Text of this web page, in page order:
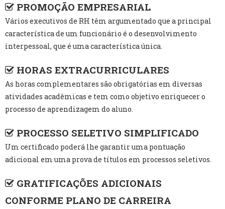
PROMOÇÃO EMPRESARIAL
Vários executivos de RH têm argumentado que a principal
característica de um funcionário é o desenvolvimento
interpessoal, que é uma característica única.
HORAS EXTRACURRICULARES
As horas complementares são obrigatórias em diversas
atividades acadêmicas e tem como objetivo enriquecer o
processo de aprendizagem do aluno.
PROCESSO SELETIVO SIMPLIFICADO
Um certificado poderá lhe garantir uma pontuação
adicional em uma prova de títulos em processos seletivos.
GRATIFICAÇÕES ADICIONAIS
CONFORME PLANO DE CARREIRA